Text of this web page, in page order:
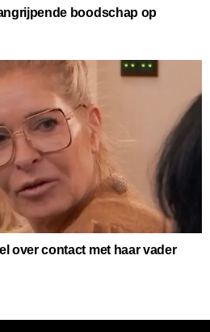
boodschap op
over contact met haar vader